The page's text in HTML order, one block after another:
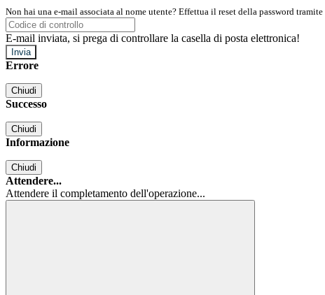
Non hai una e-mail associata al nome utente? Effettua il reset della password tramite
E-mail inviata, si prega di controllare la casella di posta elettronica!
Errore
Chiudi
Successo
Chiudi
Informazione
Chiudi
Attendere...
Attendere il completamento dell'operazione...